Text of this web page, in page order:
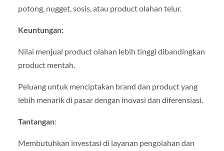
potong, nugget, sosis, atau product olahan telur.
Keuntungan:
Nilai menjual product olahan lebih tinggi dibandingkan
product mentah.
Peluang untuk menciptakan brand dan product yang
lebih menarik di pasar dengan inovasi dan diferensiasi.
Tantangan:
Membutuhkan investasi di layanan pengolahan dan